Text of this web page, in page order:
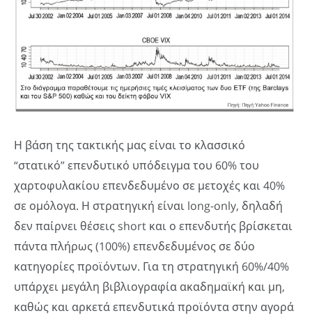
Η βάση της τακτικής μας είναι το κλασσικό
“στατικό” επενδυτικό υπόδειγμα του 60% του
χαρτοφυλακίου επενδεδυμένο σε μετοχές και 40%
σε ομόλογα. Η στρατηγική είναι long-only, δηλαδή
δεν παίρνει θέσεις short και ο επενδυτής βρίσκεται
πάντα πλήρως (100%) επενδεδυμένος σε δύο
κατηγορίες προϊόντων. Για τη στρατηγική 60%/40%
υπάρχει μεγάλη βιβλιογραφία ακαδημαϊκή και μη,
καθώς και αρκετά επενδυτικά προϊόντα στην αγορά